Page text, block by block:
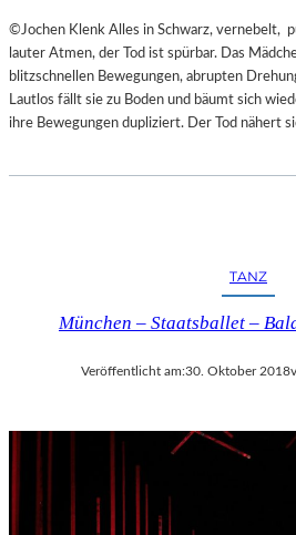
©Jochen Klenk Alles in Schwarz, vernebelt,
lauter Atmen, der Tod ist spürbar. Das
blitzschnellen Bewegungen, abrupten
Lautlos fällt sie zu Boden und bäumt sich
ihre Bewegungen dupliziert. Der Tod nähert
TANZ
München – Staatsballet –
Veröffentlicht am:30. Oktober 2018